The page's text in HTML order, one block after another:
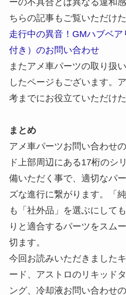
ーの不具合とは異なる違和
ちらの記事もご覧いただけ
走行中の異音！GMハブベ
付き）のお問い合わせ
またアメ車パーツの取り扱
したページもございます。
考までにお役立ていただけた
まとめ
アメ車パーツお問い合わせ
ド上部周辺にある17桁のシ
備いただく事で、適切なパ
ズな進行に繋がります。「
も「社外品」を選ぶにして
りと適合するパーツをスム
切ます。
今回お読みいただきました
ード、アストロのリキッド
ング、冷却液お問い合わせ